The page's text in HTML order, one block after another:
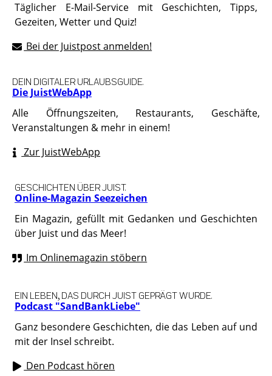
Täglicher E-Mail-Service mit Geschichten, Tipps,
Gezeiten, Wetter und Quiz!
Bei der Juistpost anmelden!
Die JuistWebApp
DEIN DIGITALER URLAUBSGUIDE.
Alle Öffnungszeiten, Restaurants, Geschäfte,
Veranstaltungen & mehr in einem!
Zur JuistWebApp
Online-Magazin Seezeichen
GESCHICHTEN ÜBER JUIST.
Ein Magazin, gefüllt mit Gedanken und Geschichten
über Juist und das Meer!
Im Onlinemagazin stöbern
Podcast "SandBankLiebe"
EIN LEBEN, DAS DURCH JUIST GEPRÄGT WURDE.
Ganz besondere Geschichten, die das Leben auf und
mit der Insel schreibt.
Den Podcast hören